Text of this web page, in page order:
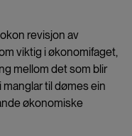
revisjon av
viktig i økonomifaget,
mellom det som blir
til dømes ein
økonomiske